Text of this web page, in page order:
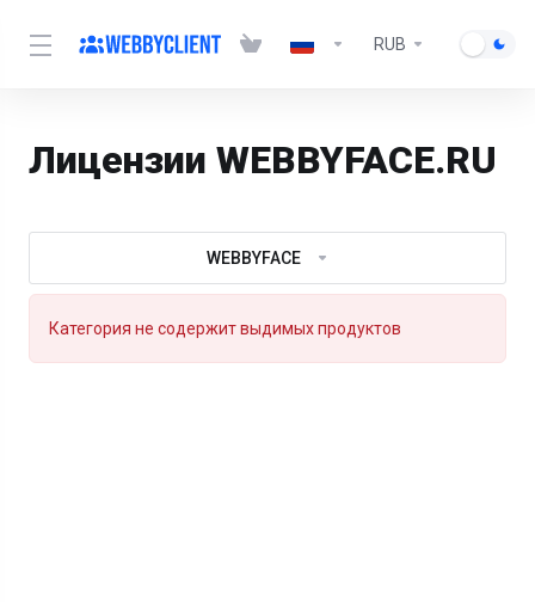
RUB
Лицензии WEBBYFACE.RU
WEBBYFACE
Категория не содержит выдимых продуктов